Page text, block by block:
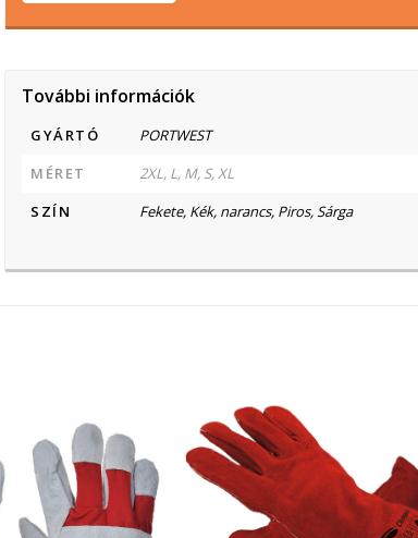
További információk
GYÁRTÓ
PORTWEST
MÉRET
2XL, L, M, S, XL
SZÍN
Fekete, Kék, narancs, Piros, Sárga